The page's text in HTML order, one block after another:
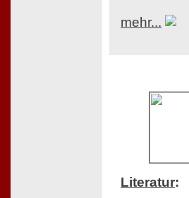
mehr...
Literatur: